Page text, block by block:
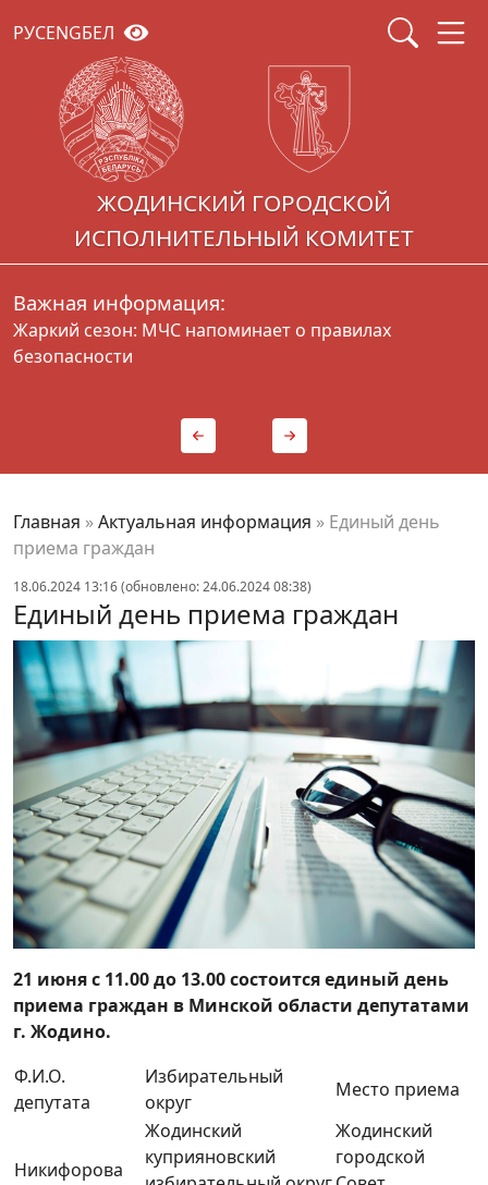
РУСENGБЕЛ
ЖОДИНСКИЙ ГОРОДСКОЙ
ИСПОЛНИТЕЛЬНЫЙ КОМИТЕТ
Важная информация:
Жаркий сезон: МЧС напоминает о правилах
безопасности
Главная »Актуальная информация » Единый день
приема граждан
18.06.2024 13:16 (обновлено: 24.06.2024 08:38)
Единый день приема граждан
21 июня с 11.00 до 13.00 состоится единый день
приема граждан в Минской области депутатами
г. Жодино.
Ф.И.О.
депутата
Избирательный
округ
Место приема
Никифорова
Жодинский
куприяновский
Жодинский
городской